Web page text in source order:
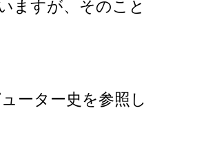
ますが、そのこと
ーター史を参照し